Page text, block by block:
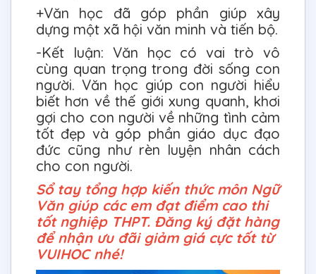
+Văn học đã góp phần giúp xây
dựng một xã hội văn minh và tiến bộ.
-Kết luận: Văn học có vai trò vô
cùng quan trọng trong đời sống con
người. Văn học giúp con người hiểu
biết hơn về thế giới xung quanh, khơi
gợi cho con người về những tình cảm
tốt đẹp và góp phần giáo dục đạo
đức cũng như rèn luyện nhân cách
cho con người.
Sổ tay tổng hợp kiến thức môn Ngữ
Văn giúp các em đạt điểm cao thi
tốt nghiệp THPT. Đăng ký đặt hàng
để nhận ưu đãi giảm giá cực tốt từ
VUIHOC nhé!